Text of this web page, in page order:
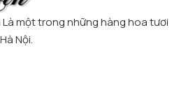
Là một trong những hàng hoa tươi
Nội.